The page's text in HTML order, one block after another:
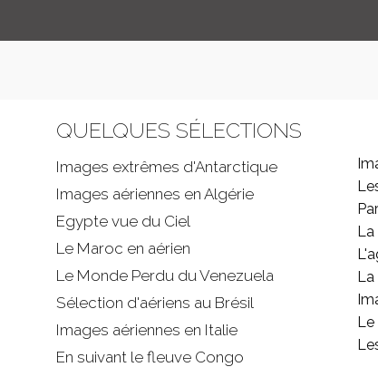
QUELQUES SÉLECTIONS
Images extrêmes d'Antarctique
Images aériennes en Algérie
Egypte vue du Ciel
Le Maroc en aérien
Le Monde Perdu du Venezuela
Sélection d'aériens au Brésil
Images aériennes en Italie
En suivant le fleuve Congo